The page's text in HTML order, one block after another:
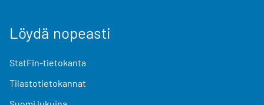
Löydä nopeasti
StatFin-tietokanta
Tilastotietokannat